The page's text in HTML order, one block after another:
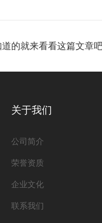
的就来看看这篇文章
关于我们
公司简介
荣誉资质
企业文化
联系我们